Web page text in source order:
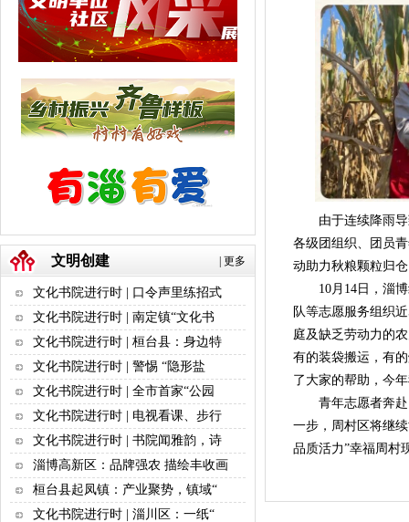
更多
文明创建
文化书院进行时 | 口令声里练招式
文化书院进行时 | 南定镇“文化书
文化书院进行时 | 桓台县：身边特
文化书院进行时 | 警惕 “隐形盐
文化书院进行时 | 全市首家“公园
文化书院进行时 | 电视看课、步行
文化书院进行时 | 书院闻雅韵，诗
淄博高新区：品牌强农 描绘丰收画
桓台县起凤镇：产业聚势，镇域“
文化书院进行时 | 淄川区：一纸“
由于连续降雨导
各级团组织、团员
动助力秋粮颗粒归
10月14日，淄博
队等志愿服务组织
庭及缺乏劳动力的
有的装袋搬运，有
了大家的帮助，今
青年志愿者奔
一步，周村区将继
品质活力”幸福周村